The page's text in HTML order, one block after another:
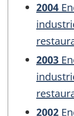
2004
2003
2002